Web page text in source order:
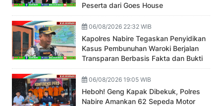
Peserta dari Goes House
06/08/2026 22:32 WIB
Kapolres Nabire Tegaskan Penyidikan
Kasus Pembunuhan Waroki Berjalan
Transparan Berbasis Fakta dan Bukti
06/08/2026 19:05 WIB
Heboh! Geng Kapak Dibekuk, Polres
Nabire Amankan 62 Sepeda Motor